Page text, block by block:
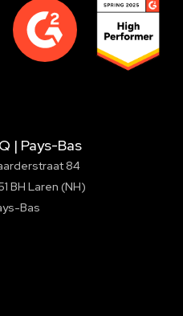
| Pays-Bas
84
BH Laren (NH)
Bas